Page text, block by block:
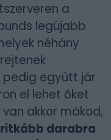
a
legújabb
néhány
pedig együtt jár
el lehet őket
akkor mákod,
darabra